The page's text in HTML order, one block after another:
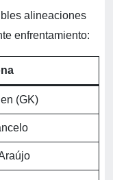
alineaciones
enfrentamiento:
(GK)